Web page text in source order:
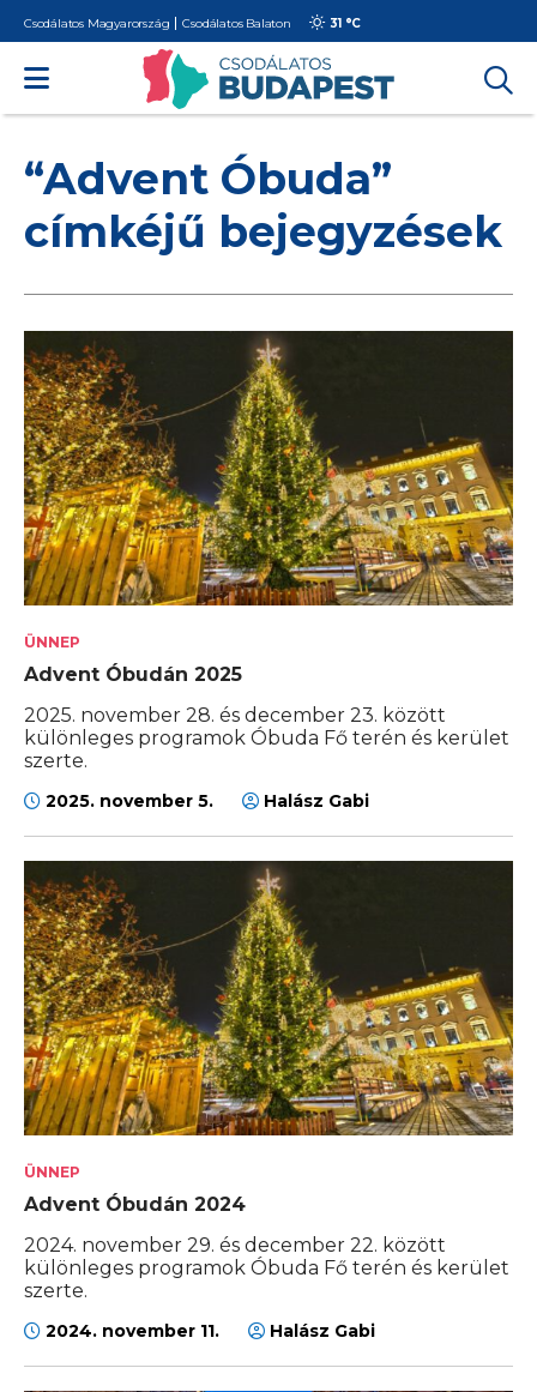
Csodálatos Magyarország Csodálatos Balaton 31 °C
“Advent Óbuda”
címkéjű bejegyzések
ÜNNEP
Advent Óbudán 2025
2025. november 28. és december 23. között
különleges programok Óbuda Fő terén és kerület
szerte.
2025. november 5. Halász Gabi
ÜNNEP
Advent Óbudán 2024
2024. november 29. és december 22. között
különleges programok Óbuda Fő terén és kerület
szerte.
2024. november 11. Halász Gabi